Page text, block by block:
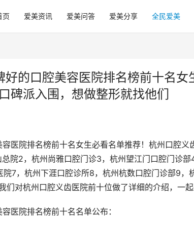
页 爱美资讯 爱美问答 爱美分享 全民爱美
的口腔美容医院排名榜前十名女
碑派入围，想做整形就找他们
医院排名榜前十名女生必看名单推荐！杭州口腔义
院2，杭州尚雅口腔门诊3，杭州望江门口腔门诊部
7，杭州下涯口腔诊所8，杭州杭数口腔门诊部9，
们对杭州口腔义齿医院前十位做了详细的介绍，一起
医院排名榜前十名名单公布：